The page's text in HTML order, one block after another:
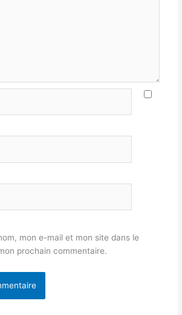
mon e-mail et mon site dans le
prochain commentaire.